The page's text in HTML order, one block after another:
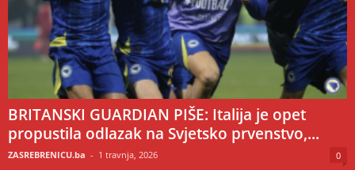
BRITANSKI GUARDIAN PIŠE: Italija je opet
propustila odlazak na Svjetsko prvenstvo,...
ZASREBRENICU.ba - 1 travnja, 2026 0